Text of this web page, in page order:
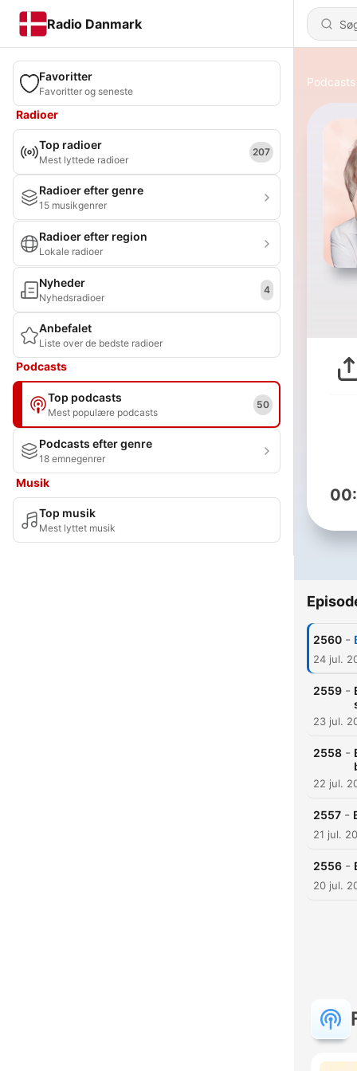
Radio Danmark
Favoritter
Favoritter og seneste
Radioer
Top radioer
Mest lyttede radioer
207
Radioer efter genre
15 musikgenrer
Radioer efter region
Lokale radioer
Nyheder
Nyhedsradioer
4
Anbefalet
Liste over de bedste radioer
Podcasts
Top podcasts
Mest populære podcasts
50
Podcasts efter genre
18 emnegenrer
Musik
Top musik
Mest lyttet musik
Podcasts
2560 -
24 jul.
2559 -
23 jul.
2558 -
22 jul.
2557 -
21 jul.
2556 -
20 jul.